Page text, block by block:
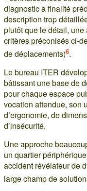
diagnostic à finalité
description trop
plutôt que le détail,
critères préconisés ci-
de déplacements)6.
Le bureau ITER
bâtissant une base de
pour chaque espace
vocation attendue, son
d’ergonomie, de
d’insécurité.
Une approche
un quartier
accident révélateur de
large champ de